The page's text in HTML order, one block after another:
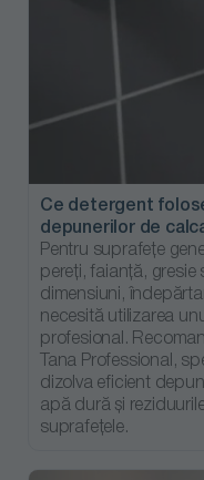
Ce detergent
depunerilor de
Pentru suprafețe
pereți, faianță, gresie
dimensiuni,
necesită utilizarea
profesional.
Tana Professional,
dizolva eficient
apă dură și
suprafețele.